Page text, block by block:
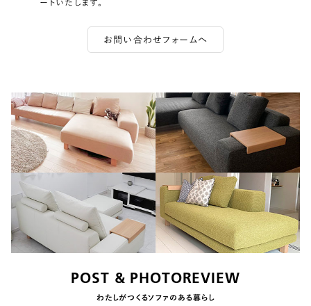
ートいたします。
お問い合わせフォームへ
POST & PHOTOREVIEW
わたしがつくるソファのある暮らし